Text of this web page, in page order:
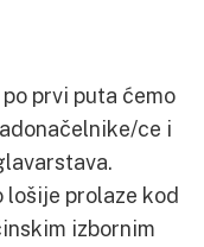
prvi puta ćemo
ce i
lošije prolaze kod
izbornim